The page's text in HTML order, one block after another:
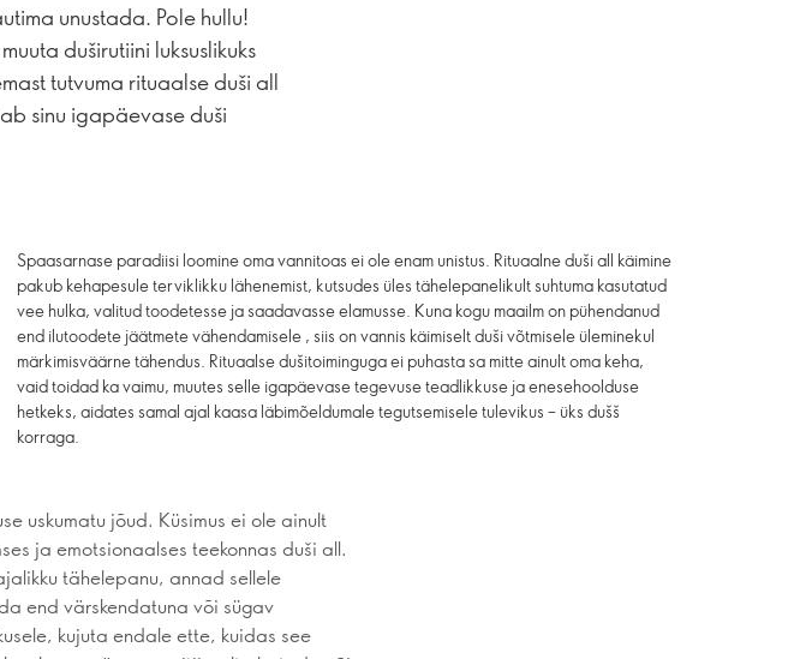
unustada. Pole hullu!
duširutiini luksuslikuks
tutvuma rituaalse duši all
sinu igapäevase duši
Spaasarnase paradiisi loomine oma vannitoas ei ole enam unistus. Rituaalne duši all käimine
pakub kehapesule terviklikku lähenemist, kutsudes üles tähelepanelikult suhtuma kasutatud
vee hulka, valitud toodetesse ja saadavasse elamusse. Kuna kogu maailm on pühendanud
end ilutoodete jäätmete vähendamisele , siis on vannis käimiselt duši võtmisele üleminekul
märkimisväärne tähendus. Rituaalse dušitoiminguga ei puhasta sa mitte ainult oma keha,
vaid toidad ka vaimu, muutes selle igapäevase tegevuse teadlikkuse ja enesehoolduse
hetkeks, aidates samal ajal kaasa läbimõeldumale tegutsemisele tulevikus – üks dušš
korraga.
uskumatu jõud. Küsimus ei ole ainult
ja emotsionaalses teekonnas duši all.
tähelepanu, annad sellele
end värskendatuna või sügav
kujuta endale ette, kuidas see